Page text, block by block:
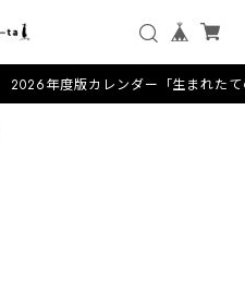
2026年度版カレンダー「生まれた